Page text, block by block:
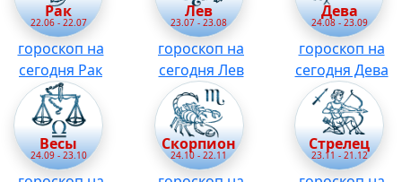
Рак
22.06 - 22.07
гороскоп на
сегодня Рак
Лев
23.07 - 23.08
гороскоп на
сегодня Лев
Дева
24.08 - 23.09
гороскоп на
сегодня Дева
Весы
24.09 - 23.10
Скорпион
24.10 - 22.11
Стрелец
23.11 - 21.12